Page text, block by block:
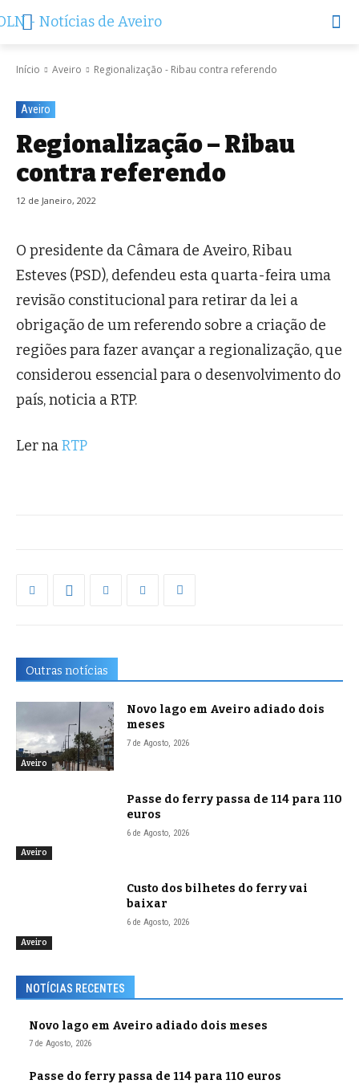
Início Aveiro Regionalização - Ribau contra referendo
Aveiro
Regionalização – Ribau
contra referendo
12 de Janeiro, 2022
O presidente da Câmara de Aveiro, Ribau
Esteves (PSD), defendeu esta quarta-feira uma
revisão constitucional para retirar da lei a
obrigação de um referendo sobre a criação de
regiões para fazer avançar a regionalização, que
considerou essencial para o desenvolvimento do
país, noticia a RTP.
Ler naRTP
Outras notícias
Aveiro
Novo lago em Aveiro adiado dois
meses
7 de Agosto, 2026
Aveiro
Passe do ferry passa de 114 para 110
euros
6 de Agosto, 2026
Aveiro
Custo dos bilhetes do ferry vai
baixar
6 de Agosto, 2026
NOTÍCIAS RECENTES
Novo lago em Aveiro adiado dois meses
7 de Agosto, 2026
Passe do ferry passa de 114 para 110 euros